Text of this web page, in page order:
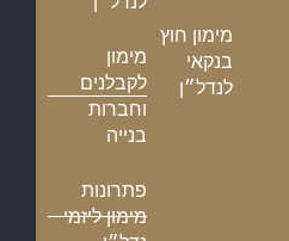
מימון חוץ
בנקאי
לנדל״ן
מימון
לקבלנים
וחברות
בנייה
פתרונות
מימון ליזמי